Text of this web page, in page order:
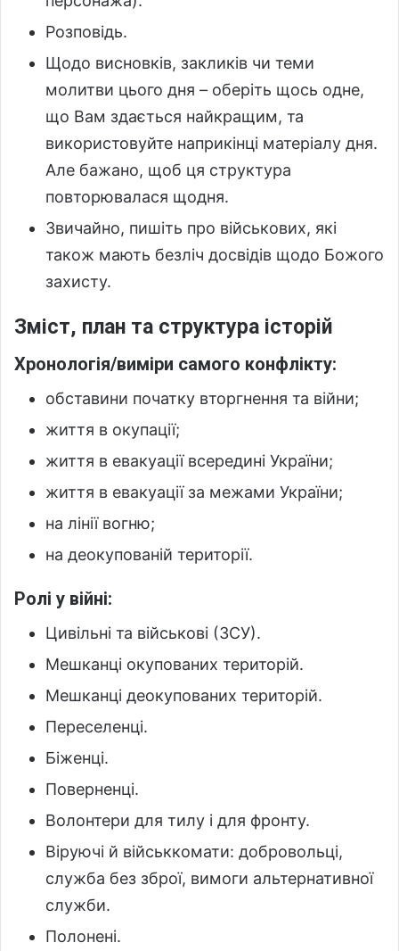
Розповідь.
Щодо висновків, закликів чи теми
молитви цього дня – оберіть щось одне,
що Вам здається найкращим, та
використовуйте наприкінці матеріалу дня.
Але бажано, щоб ця структура
повторювалася щодня.
Звичайно, пишіть про військових, які
також мають безліч досвідів щодо Божого
захисту.
Зміст, план та структура історій
Хронологія/виміри самого конфлікту:
обставини початку вторгнення та війни;
життя в окупації;
життя в евакуації всередині України;
життя в евакуації за межами України;
на лінії вогню;
на деокупованій території.
Ролі у війні:
Цивільні та військові (ЗСУ).
Мешканці окупованих територій.
Мешканці деокупованих територій.
Переселенці.
Біженці.
Поверненці.
Волонтери для тилу і для фронту.
Віруючі й військкомати: добровольці,
служба без зброї, вимоги альтернативної
служби.
Полонені.